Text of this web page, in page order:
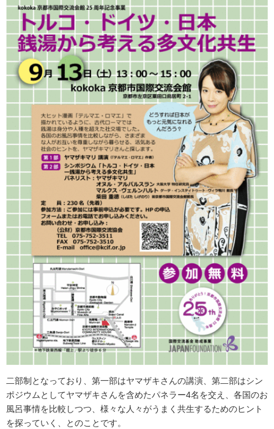
二部制となっており、第一部はヤマザキさんの講演、第二部はシン
ポジウムとしてヤマザキさんを含めたパネラー4名を交え、各国のお
風呂事情を比較しつつ、様々な人々がうまく共生するためのヒント
を探っていく、とのことです。